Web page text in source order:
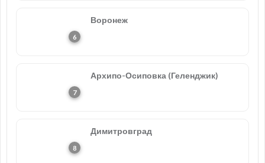
Воронеж
Архипо-Осиповка (Геленджик)
Димитровград